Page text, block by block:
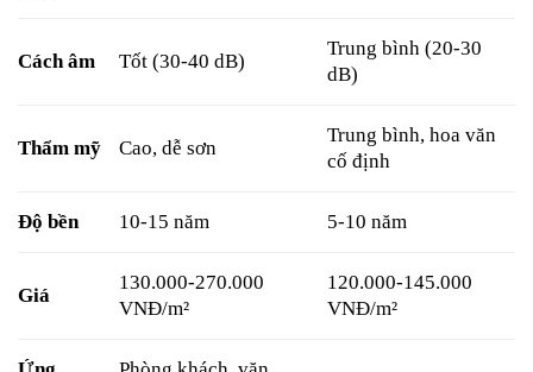
Cách âm Tốt (30-40 dB)
Trung bình (20-30
dB)
Thẩm mỹ Cao, dễ sơn
Trung bình, hoa văn
cố định
Độ bền 10-15 năm 5-10 năm
Giá
130.000-270.000
VNĐ/m²
120.000-145.000
VNĐ/m²